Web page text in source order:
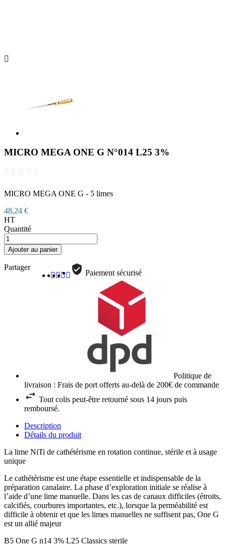

MICRO MEGA ONE G N°014 L25 3%
MICRO MEGA ONE G - 5 limes
48,24 €
HT
Quantité
Ajouter au panier
Partager
Paiement sécurisé
Politique de
livraison : Frais de port offerts au-delà de 200€ de commande
Tout colis peut-être retourné sous 14 jours puis
remboursé.
Description
Détails du produit
La lime NiTi de cathétérisme en rotation continue, stérile et à usage
unique
Le cathétérisme est une étape essentielle et indispensable de la
préparation canalaire. La phase d’exploration initiale se réalise à
l’aide d’une lime manuelle. Dans les cas de canaux difficiles (étroits,
calcifiés, courbures importantes, etc.), lorsque la perméabilité est
difficile à obtenir et que les limes manuelles ne suffisent pas, One G
est un allié majeur
B5 One G n14 3% L25 Classics sterile